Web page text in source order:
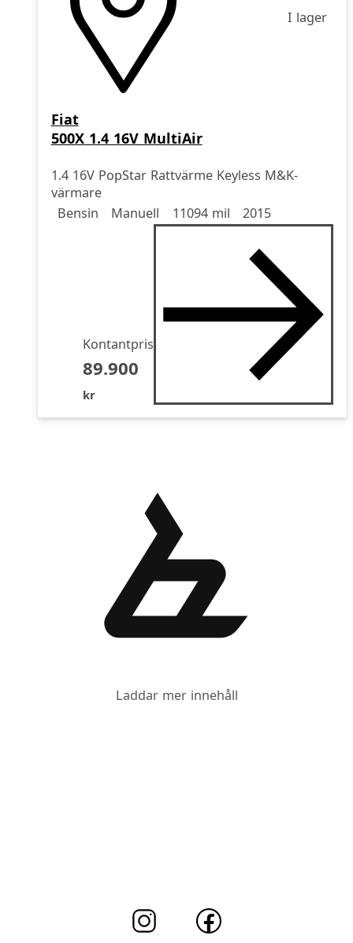
I lager
Fiat
500X 1.4 16V MultiAir
1.4 16V PopStar Rattvärme Keyless M&K-
värmare
Drivmedel
Bensin
DrivmedelManuell
Miltal 11094 mil
årsmodell 2015
Kontantpris
89.900
kr
Laddar mer innehåll